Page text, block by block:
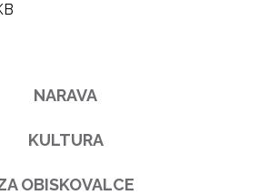
NARAVA
KULTURA
OBISKOVALCE